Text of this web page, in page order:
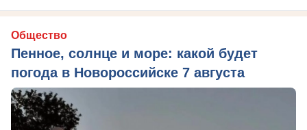
Общество
Пенное, солнце и море: какой будет
погода в Новороссийске 7 августа